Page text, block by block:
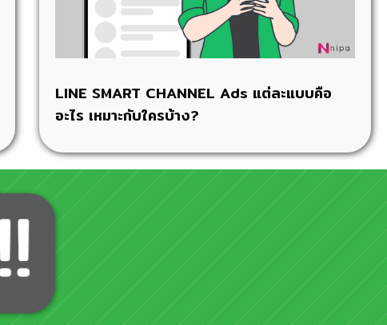
LINE SMART CHANNEL Ads แต่ละแบบคือ
อะไร เหมาะกับใครบ้าง?